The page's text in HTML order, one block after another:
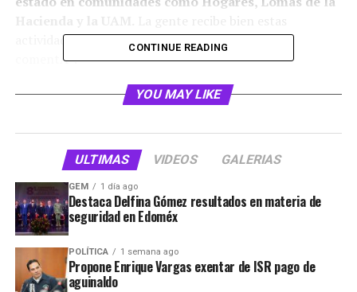
actividades e incluso participan con nosotros”,
comentÃ³.
CONTINUE READING
YOU MAY LIKE
ULTIMAS VIDEOS GALERIAS
GEM 1 día ago
Destaca Delfina Gómez resultados en materia de
seguridad en Edoméx
POLÍTICA 1 semana ago
Propone Enrique Vargas exentar de ISR pago de
aguinaldo